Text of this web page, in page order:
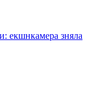
екшнкамера зняла